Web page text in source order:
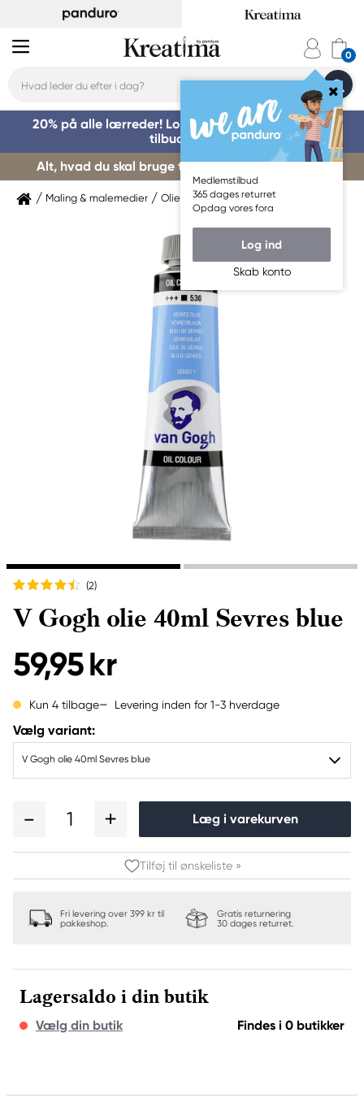
Medlemstilbud
365 dages returret
Opdag vores fora
Log ind
Skab konto
20% på alle lærreder! Log på for at benytte dig af
tilbuddet »
Alt, hvad du skal bruge til kursusstart – køb her »
Maling & malemedier Oliemaling Van Gogh
(2)
V Gogh olie 40ml Sevres blue
59,95 kr
Kun 4 tilbage Levering inden for 1-3 hverdage
Vælg variant:
V Gogh olie 40ml Sevres blue
1 Læg i varekurven
Tilføj til ønskeliste »
Fri levering over 399 kr til
pakkeshop.
Gratis returnering
30 dages returret.
Lagersaldo i din butik
Vælg din butik Findes i 0 butikker